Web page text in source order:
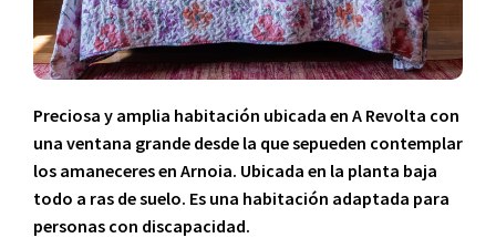
Preciosa y amplia habitación ubicada en A Revolta con
una ventana grande desde la que sepueden contemplar
los amaneceres en Arnoia. Ubicada en la planta baja
todo a ras de suelo. Es una habitación adaptada para
personas con discapacidad.